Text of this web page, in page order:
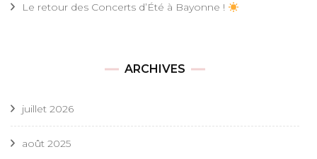
Le retour des Concerts d’Été à Bayonne !
ARCHIVES
juillet 2026
août 2025